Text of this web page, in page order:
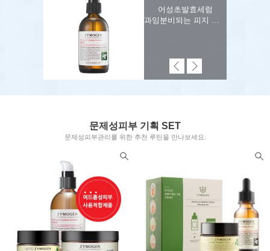
어성초발효세럼
과잉분비되는 피지 관리
문제성피부 기획 SET
문제성피부관리를 위한 추천 루틴을 만나보세요.